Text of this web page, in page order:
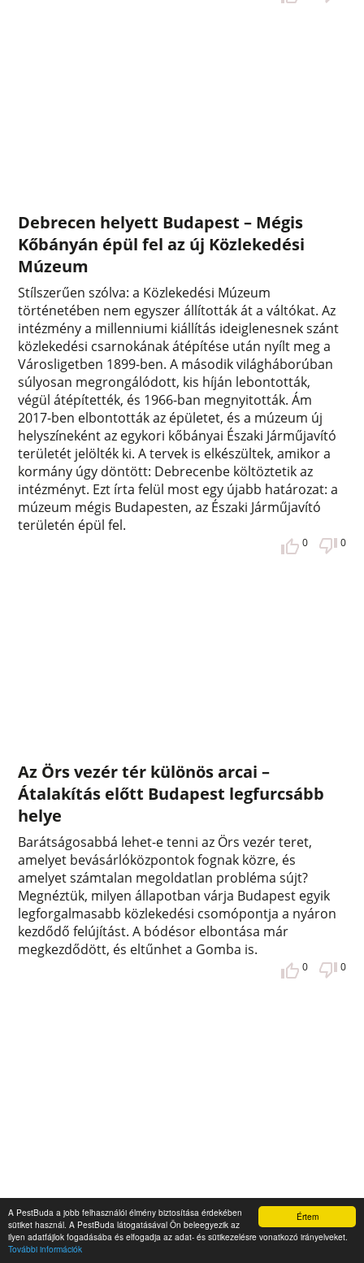
Értem
A PestBuda a jobb felhasználói élmény biztosítása érdekében
sütiket használ. A PestBuda látogatásával Ön beleegyezik az
ilyen adatfájlok fogadásába és elfogadja az adat- és sütikezelésre vonatkozó irányelveket.
További információk
Debrecen helyett Budapest – Mégis
Kőbányán épül fel az új Közlekedési
Múzeum
Stílszerűen szólva: a Közlekedési Múzeum
történetében nem egyszer állították át a váltókat. Az
intézmény a millenniumi kiállítás ideiglenesnek szánt
közlekedési csarnokának átépítése után nyílt meg a
Városligetben 1899-ben. A második világháborúban
súlyosan megrongálódott, kis híján lebontották,
végül átépítették, és 1966-ban megnyitották. Ám
2017-ben elbontották az épületet, és a múzeum új
helyszíneként az egykori kőbányai Északi Járműjavító
területét jelölték ki. A tervek is elkészültek, amikor a
kormány úgy döntött: Debrecenbe költöztetik az
intézményt. Ezt írta felül most egy újabb határozat: a
múzeum mégis Budapesten, az Északi Járműjavító
területén épül fel.
0 0
Az Örs vezér tér különös arcai –
Átalakítás előtt Budapest legfurcsább
helye
Barátságosabbá lehet-e tenni az Örs vezér teret,
amelyet bevásárlóközpontok fognak közre, és
amelyet számtalan megoldatlan probléma sújt?
Megnéztük, milyen állapotban várja Budapest egyik
legforgalmasabb közlekedési csomópontja a nyáron
kezdődő felújítást. A bódésor elbontása már
megkezdődött, és eltűnhet a Gomba is.
0 0
A Szent Korona kiállítása a Mátyás-